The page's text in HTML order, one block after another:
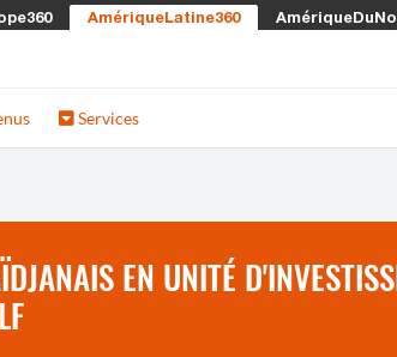
AmériqueLatine360
Services
EN UNITÉ